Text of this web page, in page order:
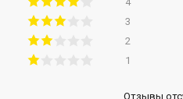
3
2
1
Отзывы